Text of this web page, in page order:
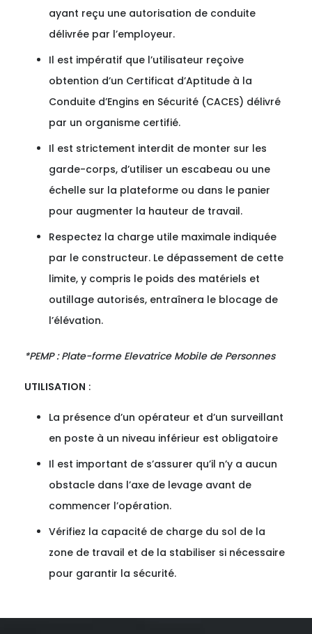
ayant reçu une autorisation de conduite
délivrée par l’employeur.
Il est impératif que l’utilisateur reçoive
obtention d’un Certificat d’Aptitude à la
Conduite d’Engins en Sécurité (CACES) délivré
par un organisme certifié.
Il est strictement interdit de monter sur les
garde-corps, d’utiliser un escabeau ou une
échelle sur la plateforme ou dans le panier
pour augmenter la hauteur de travail.
Respectez la charge utile maximale indiquée
par le constructeur. Le dépassement de cette
limite, y compris le poids des matériels et
outillage autorisés, entraînera le blocage de
l’élévation.
*PEMP : Plate-forme Elevatrice Mobile de Personnes
UTILISATION :
La présence d’un opérateur et d’un surveillant
en poste à un niveau inférieur est obligatoire
Il est important de s’assurer qu’il n’y a aucun
obstacle dans l’axe de levage avant de
commencer l’opération.
Vérifiez la capacité de charge du sol de la
zone de travail et de la stabiliser si nécessaire
pour garantir la sécurité.